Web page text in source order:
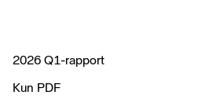
2026 Q1-rapport
Kun PDF